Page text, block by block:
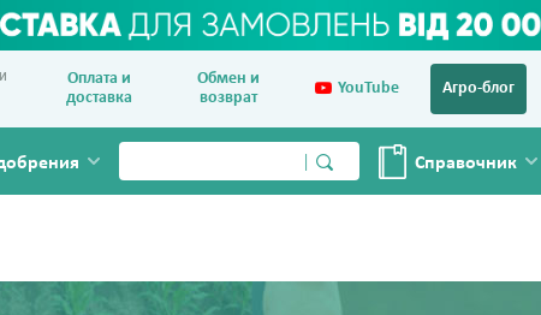
Оплата и
доставка
Обмен и
возврат
YouTube Агро-блог
Справочник